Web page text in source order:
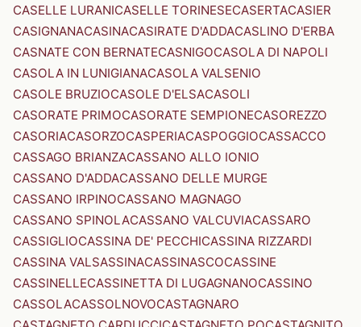
CASELLE LURANICASELLE TORINESECASERTACASIER
CASIGNANACASINACASIRATE D'ADDACASLINO D'ERBA
CASNATE CON BERNATECASNIGOCASOLA DI NAPOLI
CASOLA IN LUNIGIANACASOLA VALSENIO
CASOLE BRUZIOCASOLE D'ELSACASOLI
CASORATE PRIMOCASORATE SEMPIONECASOREZZO
CASORIACASORZOCASPERIACASPOGGIOCASSACCO
CASSAGO BRIANZACASSANO ALLO IONIO
CASSANO D'ADDACASSANO DELLE MURGE
CASSANO IRPINOCASSANO MAGNAGO
CASSANO SPINOLACASSANO VALCUVIACASSARO
CASSIGLIOCASSINA DE' PECCHICASSINA RIZZARDI
CASSINA VALSASSINACASSINASCOCASSINE
CASSINELLECASSINETTA DI LUGAGNANOCASSINO
CASSOLACASSOLNOVOCASTAGNARO